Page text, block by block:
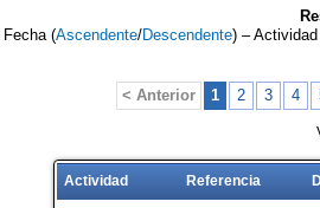
Fecha (Ascendente/Descendente) –
< Anterior 1 2 3 4
Actividad Referencia